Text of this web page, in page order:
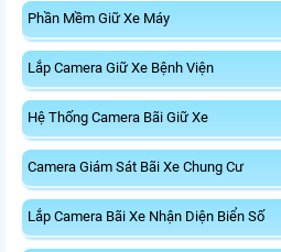
Phần Mềm Giữ Xe Máy
Lắp Camera Giữ Xe Bệnh Viện
Hệ Thống Camera Bãi Giữ Xe
Camera Giám Sát Bãi Xe Chung Cư
Lắp Camera Bãi Xe Nhận Diện Biển Số